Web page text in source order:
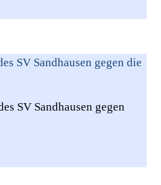
SV Sandhausen gegen